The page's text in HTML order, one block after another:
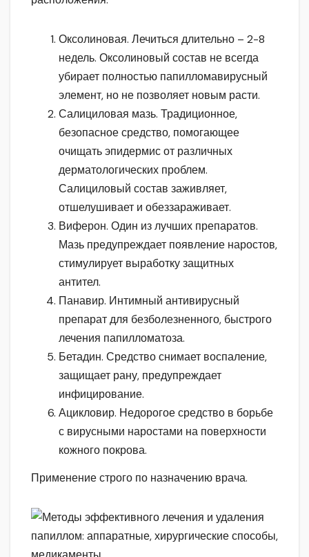
Оксолиновая. Лечиться длительно – 2-8
недель. Оксолиновый состав не всегда
убирает полностью папилломавирусный
элемент, но не позволяет новым расти.
Салициловая мазь. Традиционное,
безопасное средство, помогающее
очищать эпидермис от различных
дерматологических проблем.
Салициловый состав заживляет,
отшелушивает и обеззараживает.
Виферон. Один из лучших препаратов.
Мазь предупреждает появление наростов,
стимулирует выработку защитных
антител.
Панавир. Интимный антивирусный
препарат для безболезненного, быстрого
лечения папилломатоза.
Бетадин. Средство снимает воспаление,
защищает рану, предупреждает
инфицирование.
Ацикловир. Недорогое средство в борьбе
с вирусными наростами на поверхности
кожного покрова.
Применение строго по назначению врача.